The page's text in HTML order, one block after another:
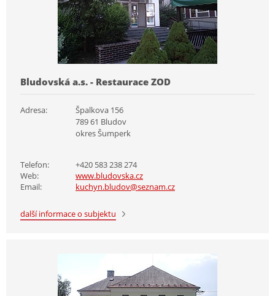
Bludovská a.s. - Restaurace ZOD
Adresa:
Špalkova 156
789 61 Bludov
okres Šumperk
Telefon:
+420 583 238 274
Web:
www.bludovska.cz
Email:
kuchyn.bludov@seznam.cz
další informace o subjektu